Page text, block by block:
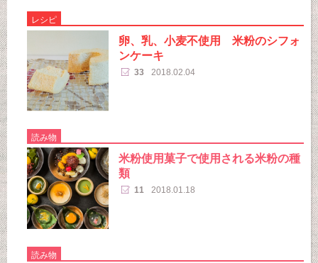
レシピ
卵、乳、小麦不使用 米粉のシフォ
ンケーキ
33 2018.02.04
読み物
米粉使用菓子で使用される米粉の種
類
11 2018.01.18
読み物